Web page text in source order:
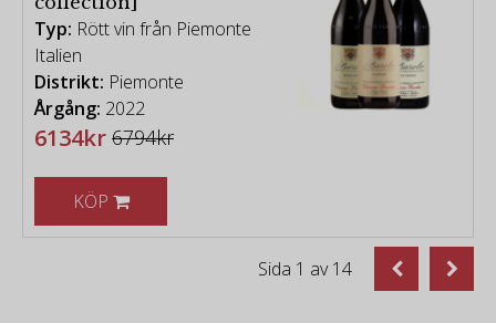
Typ: Rött vin från Piemonte
Italien
Distrikt: Piemonte
Årgång: 2022
6134kr 6794kr
KÖP
Sida 1 av14